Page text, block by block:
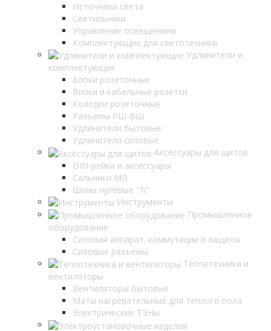
Источники света
Светильники
Управление освещением
Комплектующие для светотехники
Удлинители и
комплектующие
Блоки розеточные
Вилки и кабельные розетки
Колодки розеточные
Разъемы РШ-ВШ
Удлинители бытовые
Удлинители силовые
Аксессуары для щитов
DIN-рейки и аксессуары
Сальники MG
Шины нулевые "N"
Инструменты
Промышленное
оборудование
Силовая аппарат. коммутации и защиты
Силовые разъемы
Теплотехника и
вентиляторы
Вентиляторы бытовые
Маты нагревательные для теплого пола
Электрические ТЭНы